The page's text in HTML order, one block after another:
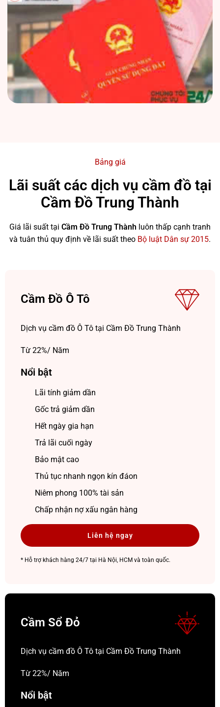
Bảng giá
Lãi suất các dịch vụ cầm đồ tại
Cầm Đồ Trung Thành
Giá lãi suất tại Cầm Đồ Trung Thành luôn thấp cạnh tranh
và tuân thủ quy định về lãi suất theo Bộ luật Dân sự 2015.
Cầm Đồ Ô Tô
Dịch vụ cầm đồ Ô Tô tại Cầm Đồ Trung Thành
Từ 22%/ Năm
Nổi bật
Lãi tính giảm dần
Gốc trả giảm dần
Hết ngày gia hạn
Trả lãi cuối ngày
Bảo mật cao
Thủ tục nhanh ngọn kín đáon
Niêm phong 100% tài sản
Chấp nhận nợ xấu ngân hàng
Liên hệ ngay
* Hỗ trợ khách hàng 24/7 tại Hà Nội, HCM và toàn quốc.
Cầm Sổ Đỏ
Dịch vụ cầm đồ Ô Tô tại Cầm Đồ Trung Thành
Từ 22%/ Năm
Nổi bật